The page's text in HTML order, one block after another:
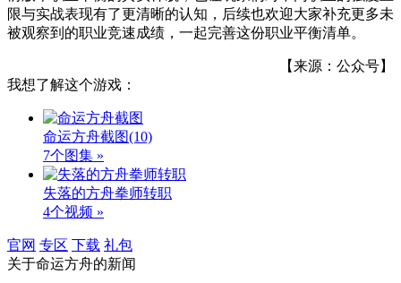
限与实战表现有了更清晰的认知，后续也欢迎大家补充更多未
被观察到的职业竞速成绩，一起完善这份职业平衡清单。
【来源：公众号】
我想了解这个游戏：
命运方舟截图(10)
7个图集 »
失落的方舟拳师转职
4个视频 »
官网 专区 下载 礼包
关于命运方舟的新闻